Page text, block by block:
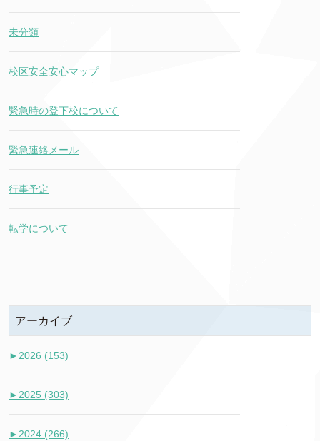
未分類
校区安全安心マップ
緊急時の登下校について
緊急連絡メール
行事予定
転学について
アーカイブ
►2026 (153)
►2025 (303)
►2024 (266)